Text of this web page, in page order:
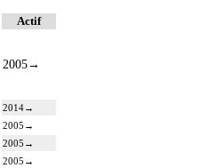
Actif
2005→
2014→
2005 →
2005 →
2005 →